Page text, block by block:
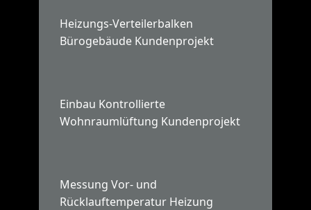
Heizungs-Verteilerbalken
Bürogebäude Kundenprojekt
Einbau Kontrollierte
Wohnraumlüftung Kundenprojekt
Messung Vor- und
Rücklauftemperatur Heizung